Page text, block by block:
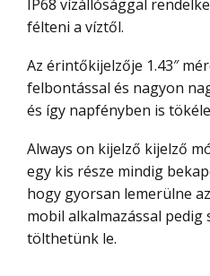
IP68 vízállósággal rendelkezik, szóval nem kell
félteni a víztől.
Az érintőkijelzője 1.43″ méretű 466*466 pixel
felbontással és nagyon
és így napfényben is
Always on kijelző kijelző mód van, vagyis a kijelző
egy kis része mindig
hogy gyorsan lemerülne
mobil alkalmazással
tölthetünk le.